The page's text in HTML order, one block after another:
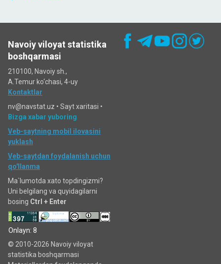
Navoiy viloyat statistika
boshqarmasi
210100, Navoiy sh.,
A.Temur ko‘chаsi, 4-uy
Kontaktlar
nv@navstat.uz • Sayt xaritasi •
Bizga xabar yuboring
Veb-saytning mobil ilovasini
yuklash
Veb-saytdan foydalanish uchun
qo'llanma
Ma`lumotda xato topdingizmi?
Uni belgilang va quyidagilarni
bosing Ctrl + Enter
Onlayn: 8
© 2010-2026 Navoiy viloyat
statistika boshqarmasi